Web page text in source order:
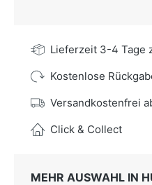
Lieferzeit 3-4 Tage
Kostenlose
Versandkostenfrei
Click & Collect
MEHR AUSWAHL IN